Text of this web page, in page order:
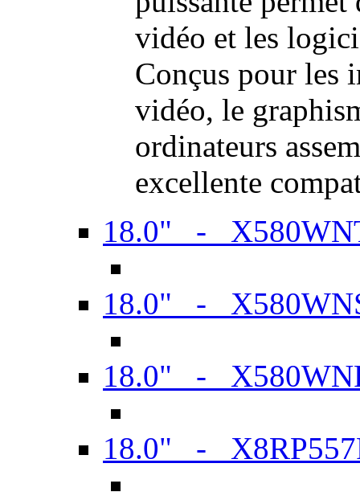
vidéo et les
Conçus pour les
vidéo, le
ordinateurs
excellente
18.0" -
18.0" -
18.0" -
18.0" -